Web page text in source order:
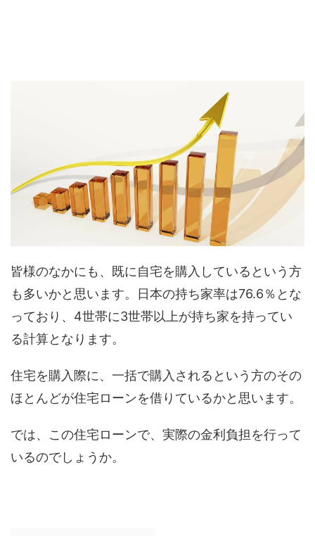
皆様のなかにも、既に自宅を購入しているという方
も多いかと思います。日本の持ち家率は76.6％とな
っており、4世帯に3世帯以上が持ち家を持ってい
る計算となります。
住宅を購入際に、一括で購入されるという方のその
ほとんどが住宅ローンを借りているかと思います。
では、この住宅ローンで、実際の金利負担を行って
いるのでしょうか。